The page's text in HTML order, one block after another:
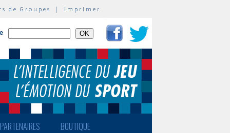
de Groupes | Imprimer
PARTENAIRES BOUTIQUE